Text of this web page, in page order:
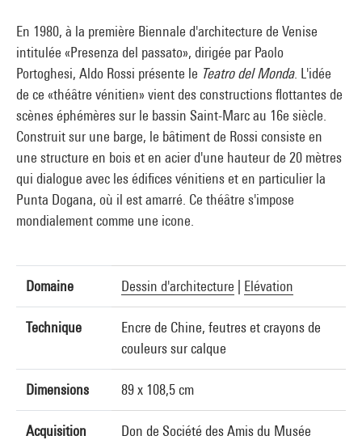
En 1980, à la première Biennale d'architecture de Venise
intitulée «Presenza del passato», dirigée par Paolo
Portoghesi, Aldo Rossi présente le Teatro del Monda. L'idée
de ce «théâtre vénitien» vient des constructions flottantes de
scènes éphémères sur le bassin Saint-Marc au 16e siècle.
Construit sur une barge, le bâtiment de Rossi consiste en
une structure en bois et en acier d'une hauteur de 20 mètres
qui dialogue avec les édifices vénitiens et en particulier la
Punta Dogana, où il est amarré. Ce théâtre s'impose
mondialement comme une icone.
Domaine Dessin d'architecture Elévation
Technique
Encre de Chine, feutres et crayons de
couleurs sur calque
Dimensions 89 x 108,5 cm
Acquisition
Don de Société des Amis du Musée